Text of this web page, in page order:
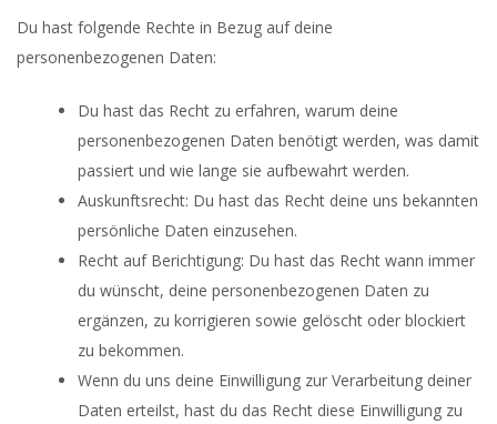
Du hast folgende Rechte in Bezug auf deine
personenbezogenen Daten:
Du hast das Recht zu erfahren, warum deine
personenbezogenen Daten benötigt werden, was damit
passiert und wie lange sie aufbewahrt werden.
Auskunftsrecht: Du hast das Recht deine uns bekannten
persönliche Daten einzusehen.
Recht auf Berichtigung: Du hast das Recht wann immer
du wünscht, deine personenbezogenen Daten zu
ergänzen, zu korrigieren sowie gelöscht oder blockiert
zu bekommen.
Wenn du uns deine Einwilligung zur Verarbeitung deiner
Daten erteilst, hast du das Recht diese Einwilligung zu